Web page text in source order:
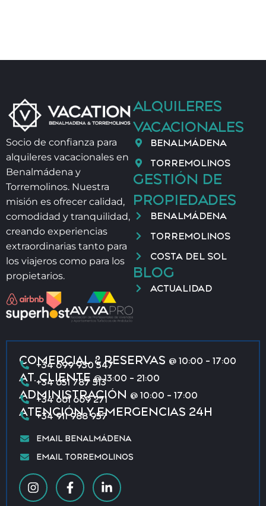
Socio de confianza para
alquileres vacacionales en
Benalmádena y
Torremolinos. Nuestra
misión es ofrecer calidad,
comodidad y tranquilidad,
creando experiencias
extraordinarias tanto para
los viajeros como para los
propietarios.
ALQUILERES
VACACIONALES
BENALMÁDENA
TORREMOLINOS
GESTIÓN DE
PROPIEDADES
BENALMÁDENA
TORREMOLINOS
COSTA DEL SOL
BLOG
ACTUALIDAD
COMERCIAL & RESERVAS @ 10:00 - 17:00
+34 699 930 547
AT. CLIENTE@ 13:00 - 21:00
+34 651 787 513
ADMINISTRACIÓN @ 10:00 - 17:00
+34 661 669 271
ATENCIÓN Y EMERGENCIAS 24H
+34 911 988 957
EMAIL BENALMÁDENA
EMAIL TORREMOLINOS